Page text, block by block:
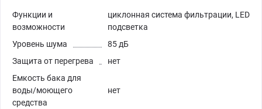
Функции и
возможности
циклонная система фильтрации, LED
подсветка
Уровень шума
85 дБ
Защита от перегрева
нет
Емкость бака для
воды/моющего
средства
нет